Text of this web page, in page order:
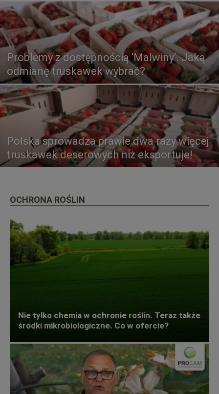
Problemy z dostępnością ‘Malwiny‘. Jaką
odmianę truskawek wybrać?
Polska sprowadza prawie dwa razy więcej
truskawek deserowych niż eksportuje!
OCHRONA ROŚLIN
Nie tylko chemia w ochronie roślin. Teraz także
środki mikrobiologiczne. Co w ofercie?